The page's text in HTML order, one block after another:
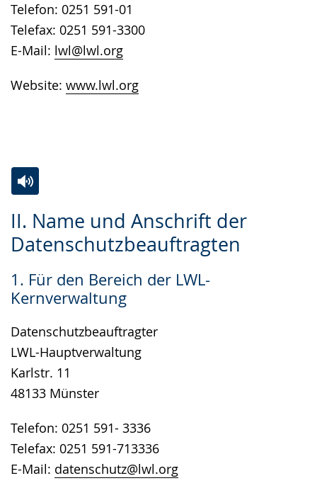
Telefon: 0251 591-01
Telefax: 0251 591-3300
E-Mail: lwl@lwl.org
Website: www.lwl.org
II. Name und Anschrift der
Datenschutzbeauftragten
1. Für den Bereich der LWL-
Kernverwaltung
Datenschutzbeauftragter
LWL-Hauptverwaltung
Karlstr. 11
48133 Münster
Telefon: 0251 591- 3336
Telefax: 0251 591-713336
E-Mail: datenschutz@lwl.org
Leichten
Sprache
Audio-
Unterstützung.
Video
in
Gebärdensprache
wird
angezeigt.